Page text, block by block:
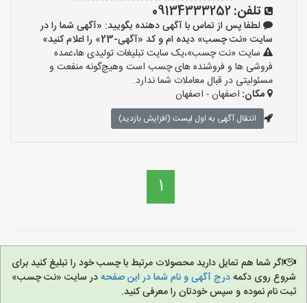
تلفن:09134333252
لطفا پس از تماس با آگهی دهنده بگویید: «آگهی شما را در
سایت «نت چسب» دیده ام و کد «آگهی-23» را اعلام کنید»
سایت «نت چسب»،یک سایت تبلیغات تولیدی ها،عمده
فروشی ها و فروشنده های چسب است وهیچ‌گونه منفعت و
مسئولیتی در قبال معاملات شما ندارد.
مکان: اصفهان - اصفهان
انتقال آگهی به اول لیست (افزایش بازدید)
1
اگر شما هم تمایل دارید محصولات مرتبط با چسب خود را تبلیغ کنید برای
شروع روی دکمهدرج آگهی و نام شما در این صفحهدر سایت «نت چسب»
ثبت نام نموده و سپس خودتان را معرفی کنید.